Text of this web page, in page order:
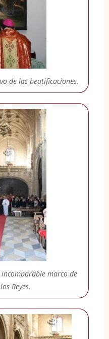
de las beatificaciones.
marco de
Reyes.